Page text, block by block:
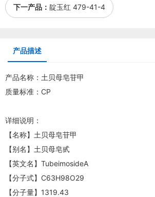
下一产品： 靛玉红 479-41-4
产品描述
产品名称：土贝母皂苷甲
质量标准：CP
详细说明：
【名称】土贝母皂苷甲
【别名】土贝母皂甙
【英文名】TubeimosideA
【分子式】C63H98O29
【分子量】1319.43